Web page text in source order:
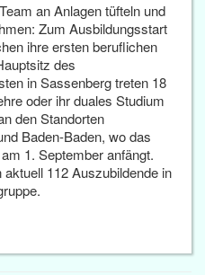
an Anlagen tüfteln und
Zum Ausbildungsstart
ihre ersten beruflichen
des
in Sassenberg treten 18
oder ihr duales Studium
den Standorten
Baden-Baden, wo das
1. September anfängt.
112 Auszubildende in